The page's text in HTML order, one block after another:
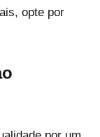
opte por